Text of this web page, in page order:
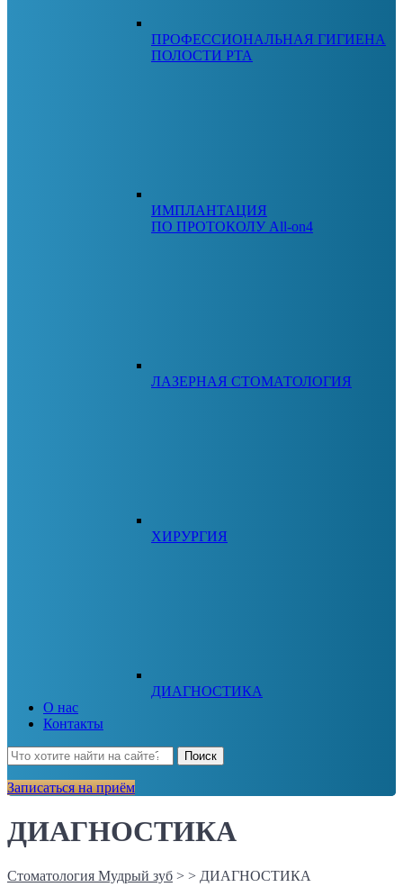
ПРОФЕССИОНАЛЬНАЯ ГИГИЕНА
ПОЛОСТИ РТА
ИМПЛАНТАЦИЯ
ПО ПРОТОКОЛУ All-on4
ЛАЗЕРНАЯ СТОМАТОЛОГИЯ
ХИРУРГИЯ
ДИАГНОСТИКА
О нас
Контакты
Search
for:
Поиск
Записаться на приём
ДИАГНОСТИКА
Стоматология Мудрый зуб > > ДИАГНОСТИКА